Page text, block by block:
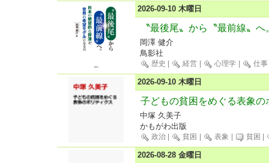
2026-09-10 木曜日
〝最後尾〟から〝最前線〟へ
岡澤 健介
鳥影社
歴史 経営 心理学 仕事
2026-09-10 木曜日
子どもの貧困をめぐる表象の
中塚 久美子
かもがわ出版
政治 貧困 表象 貧困
2026-08-28 金曜日